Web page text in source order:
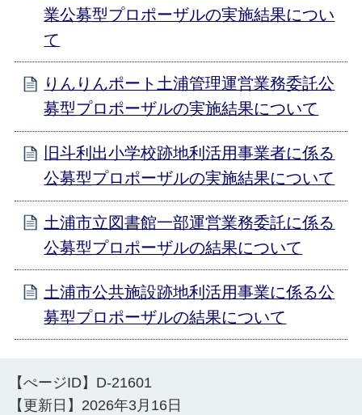
業公募型プロポーザルの実施結果につい
て
りんりんポート土浦管理運営業務委託公
募型プロポーザルの実施結果について
旧斗利出小学校跡地利活用事業者に係る
公募型プロポーザルの実施結果について
土浦市立図書館一部運営業務委託に係る
公募型プロポーザルの結果について
土浦市公共施設跡地利活用事業に係る公
募型プロポーザルの結果について
【ぺージID】 D-21601
【更新日】 2026年3月16日